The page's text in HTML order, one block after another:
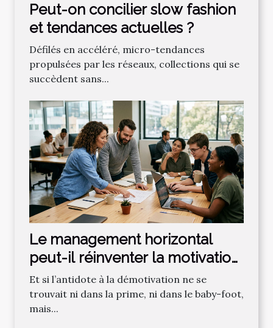
Peut-on concilier slow fashion
et tendances actuelles ?
Défilés en accéléré, micro-tendances
propulsées par les réseaux, collections qui se
succèdent sans...
Le management horizontal
peut-il réinventer la motivation
des salariés ?
Et si l’antidote à la démotivation ne se
trouvait ni dans la prime, ni dans le baby-foot,
mais...